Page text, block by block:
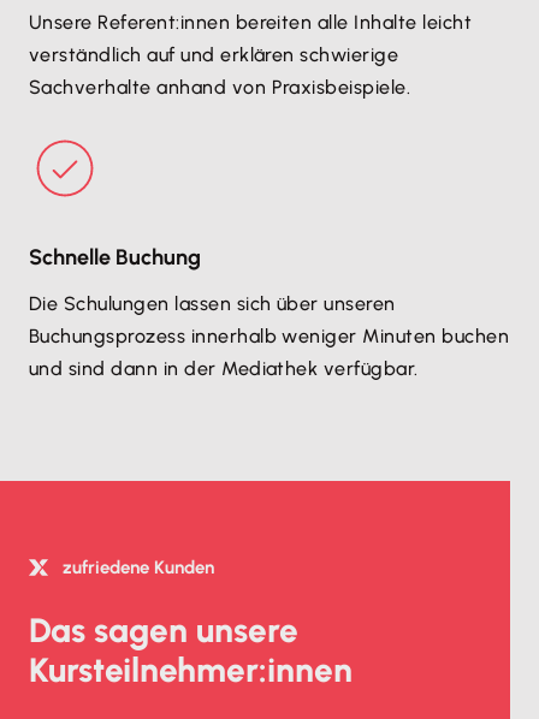
Unsere Referent:innen bereiten alle Inhalte leicht
verständlich auf und erklären schwierige
Sachverhalte anhand von Praxisbeispiele.
Schnelle Buchung
Die Schulungen lassen sich über unseren
Buchungsprozess innerhalb weniger Minuten buchen
und sind dann in der Mediathek verfügbar.
zufriedene Kunden
Das sagen unsere
Kursteilnehmer:innen